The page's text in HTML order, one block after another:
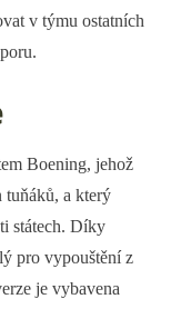
v týmu ostatních
Boening, jehož
tuňáků, a který
státech. Díky
pro vypouštění z
je vybavena